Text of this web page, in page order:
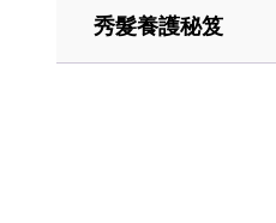
秀髮養護秘笈